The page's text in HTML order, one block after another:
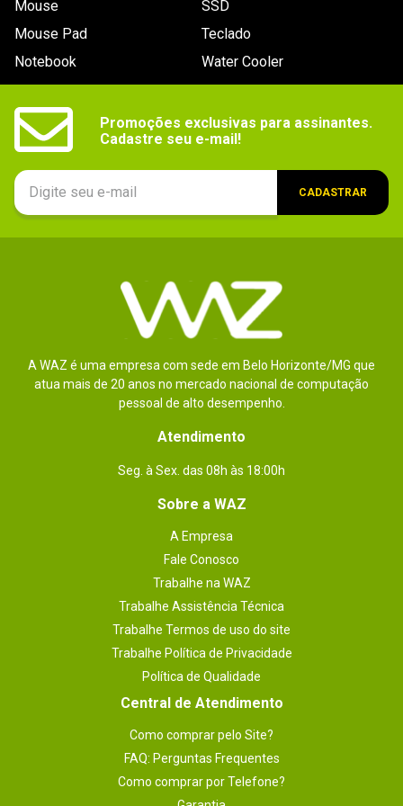
Mouse
Mouse Pad
Notebook
SSD
Teclado
Water Cooler
Promoções exclusivas para assinantes.
Cadastre seu e-mail!
CADASTRAR
A WAZ é uma empresa com sede em Belo Horizonte/MG que
atua mais de 20 anos no mercado nacional de computação
pessoal de alto desempenho.
Atendimento
Seg. à Sex. das 08h às 18:00h
Sobre a WAZ
A Empresa
Fale Conosco
Trabalhe na WAZ
Trabalhe Assistência Técnica
Trabalhe Termos de uso do site
Trabalhe Política de Privacidade
Política de Qualidade
Central de Atendimento
Como comprar pelo Site?
FAQ: Perguntas Frequentes
Como comprar por Telefone?